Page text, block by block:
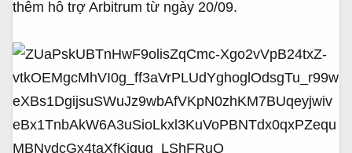
thêm hỗ trợ Arbitrum từ ngày 20/09.